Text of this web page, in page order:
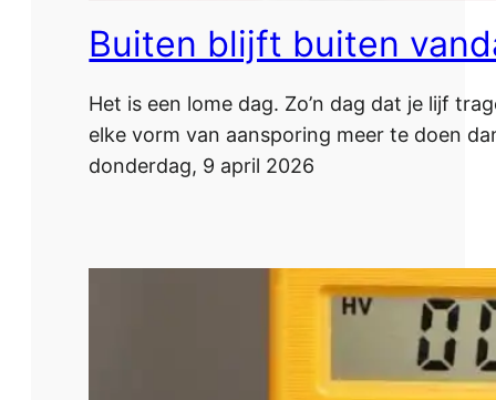
Buiten blijft buiten
Het is een lome dag. Zo’n dag dat je lijf
elke vorm van aansporing meer te doen
donderdag, 9 april 2026